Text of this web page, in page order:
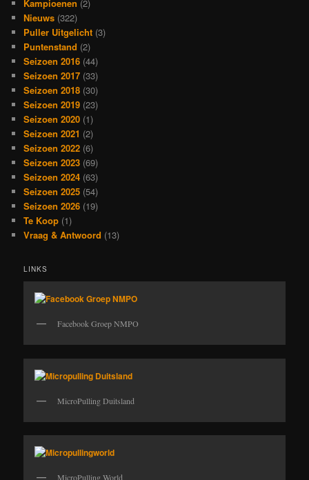
Kampioenen (2)
Nieuws (322)
Puller Uitgelicht (3)
Puntenstand (2)
Seizoen 2016 (44)
Seizoen 2017 (33)
Seizoen 2018 (30)
Seizoen 2019 (23)
Seizoen 2020 (1)
Seizoen 2021 (2)
Seizoen 2022 (6)
Seizoen 2023 (69)
Seizoen 2024 (63)
Seizoen 2025 (54)
Seizoen 2026 (19)
Te Koop (1)
Vraag & Antwoord (13)
LINKS
Facebook Groep NMPO
MicroPulling Duitsland
MicroPulling World